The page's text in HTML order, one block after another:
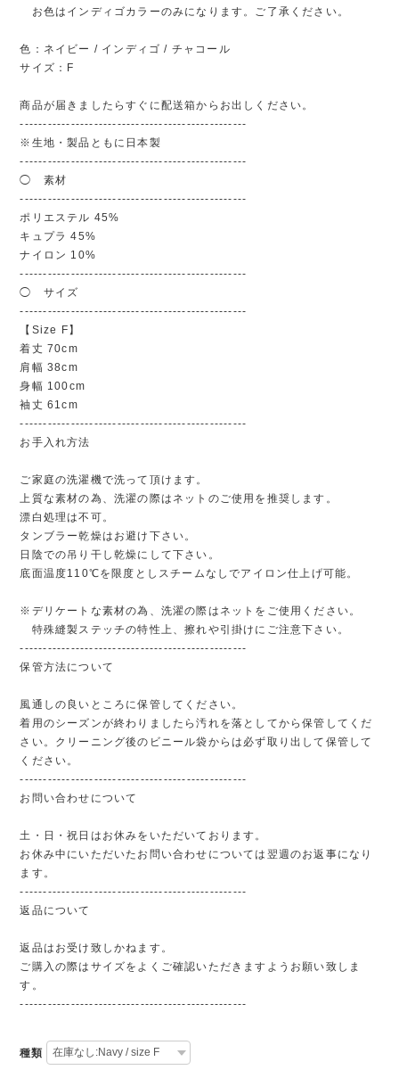
お色はインディゴカラーのみになります。ご了承ください。
色：ネイビー / インディゴ / チャコール
サイズ：F
商品が届きましたらすぐに配送箱からお出しください。
-------------------------------------------------
※生地・製品ともに日本製
-------------------------------------------------
◯ 素材
-------------------------------------------------
ポリエステル 45%
キュプラ 45%
ナイロン 10%
-------------------------------------------------
◯ サイズ
-------------------------------------------------
【Size F】
着丈 70cm
肩幅 38cm
身幅 100cm
袖丈 61cm
-------------------------------------------------
お手入れ方法
ご家庭の洗濯機で洗って頂けます。
上質な素材の為、洗濯の際はネットのご使用を推奨します。
漂白処理は不可。
タンブラー乾燥はお避け下さい。
日陰での吊り干し乾燥にして下さい。
底面温度110℃を限度としスチームなしでアイロン仕上げ可能。
※デリケートな素材の為、洗濯の際はネットをご使用ください。
特殊縫製ステッチの特性上、擦れや引掛けにご注意下さい。
-------------------------------------------------
保管方法について
風通しの良いところに保管してください。
着用のシーズンが終わりましたら汚れを落としてから保管してくだ
さい。クリーニング後のビニール袋からは必ず取り出して保管して
ください。
-------------------------------------------------
お問い合わせについて
土・日・祝日はお休みをいただいております。
お休み中にいただいたお問い合わせについては翌週のお返事になり
ます。
-------------------------------------------------
返品について
返品はお受け致しかねます。
ご購入の際はサイズをよくご確認いただきますようお願い致しま
す。
-------------------------------------------------
種類